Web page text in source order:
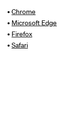
• Chrome
• Microsoft Edge
• Firefox
• Safari